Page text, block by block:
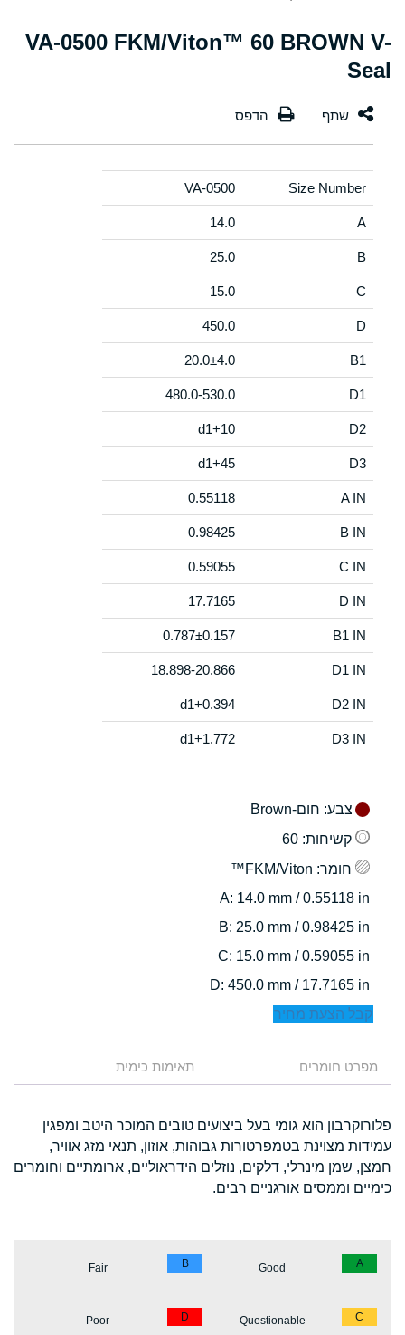
VA-0500 FKM/Viton™ 60 BROWN V-
Seal
Size Number
VA-0500
A
14.0
B
25.0
C
15.0
D
450.0
B1
20.0±4.0
D1
480.0-530.0
D2
d1+10
D3
d1+45
A IN
0.55118
B IN
0.98425
C IN
0.59055
D IN
17.7165
B1 IN
0.787±0.157
D1 IN
18.898-20.866
D2 IN
d1+0.394
D3 IN
d1+1.772
צבע: חום-Brown
קשיחות: 60
חומר: FKM/Viton™
: 14.0 mm / 0.55118 in
: 25.0 mm / 0.98425 in
: 15.0 mm / 0.59055 in
: 450.0 mm / 17.7165 in
קבל הצעת מחיר
מפרט חומרים תאימות כימית
פלורוקרבון הוא גומי בעל ביצועים טובים המוכר היטב ומפגין
עמידות מצוינת בטמפרטורות גבוהות, אוזון, תנאי מזג אוויר,
חמצן, שמן מינרלי, דלקים, נוזלים הידראוליים, ארומתיים וחומרים
כימיים וממסים אורגניים רבים.
A
Good
B
Fair
C
Questionable
D
Poor